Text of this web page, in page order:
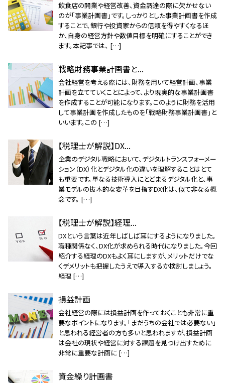
飲食店の開業や経営改善、資金調達の際に欠かせない
のが「事業計画書」です。しっかりとした事業計画書を作成
することで、銀行や投資家からの信頼を得やすくなるほ
か、自身の経営方針や数値目標を明確にすることができ
ます。本記事では、 […]
戦略財務事業計画書と...
会社経営を考える際には、財務を用いて経営計画、事業
計画を立てていくことによって、より現実的な事業計画書
を作成することが可能になります。このように財務を活用
して事業計画を作成したものを「戦略財務事業計画書」と
いいます。この […]
【税理士が解説】DX...
企業のデジタル戦略において、デジタルトランスフォーメー
ション（DX）化とデジタル化の違いを理解することはとて
も重要です。単なる技術導入にとどまるデジタル化と、事
業モデルの抜本的な変革を目指すDX化は、似て非なる概
念です。 […]
【税理士が解説】経理...
DXという言葉は近年しばしば耳にするようになりました。
職種関係なく、DX化が求められる時代になりました。今回
紹介する経理のDXもよく耳にしますが、メリットだけでな
くデメリットも把握したうえで導入するか検討しましょう。
経理 […]
損益計画
会社経営の際には損益計画を作っておくことも非常に重
要なポイントになります。「まだうちの会社では必要ない」
と思われる経営者の方も多いと思われますが、損益計画
は会社の現状や経営に対する課題を見つけ出すために
非常に重要な計画に […]
資金繰り計画書